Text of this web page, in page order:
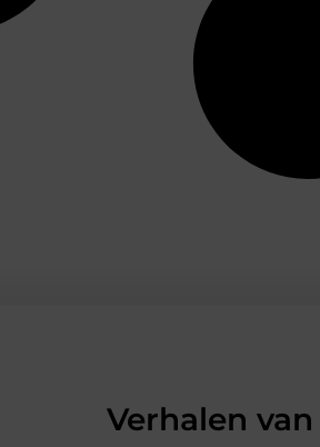
Verhalen van